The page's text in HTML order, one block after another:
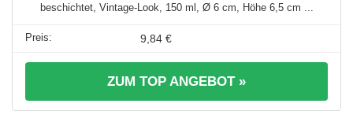
beschichtet, Vintage-Look, 150 ml, Ø 6 cm, Höhe 6,5 cm ...
9,84 €
ZUM TOP ANGEBOT »